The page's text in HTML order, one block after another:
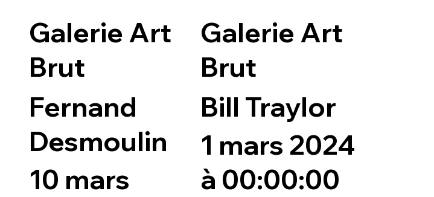
Galerie Art
Brut
Fernand
Desmoulin
10 mars
Galerie Art
Brut
Bill Traylor
1 mars 2024
à 00:00:00